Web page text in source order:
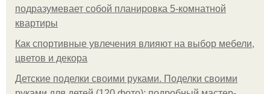
подразумевает собой планировка 5-комнатной
квартиры
Как спортивные увлечения влияют на выбор мебели,
цветов и декора
Детские поделки своими руками. Поделки своими